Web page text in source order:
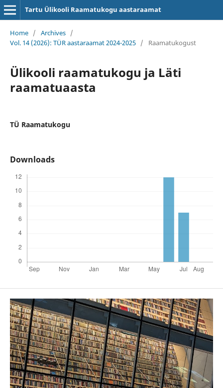
Tartu Ülikooli Raamatukogu aastaraamat
Home / Archives /
Vol. 14 (2026): TÜR aastaraamat 2024-2025 / Raamatukogust
Ülikooli raamatukogu ja Läti
raamatuaasta
TÜ Raamatukogu
Downloads